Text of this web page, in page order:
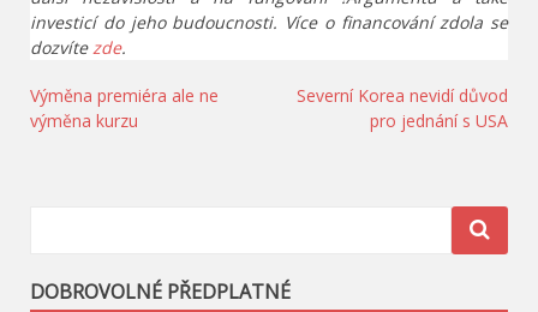
investicí do jeho budoucnosti. Více o financování zdola se
dozvítezde.
Navigace
pro
Výměna premiéra ale ne
výměna kurzu
Severní Korea nevidí důvod
pro jednání s USA
DOBROVOLNÉ PŘEDPLATNÉ